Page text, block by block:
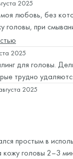
2025
любовь, без
головы, при
очищать
дней
2025
для головы.
трудно
2025
простым в
кожу головы 2–3